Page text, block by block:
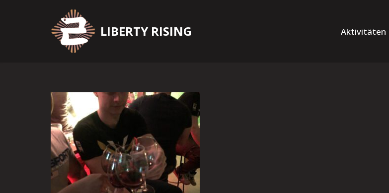
LIBERTY RISING Aktivitäten